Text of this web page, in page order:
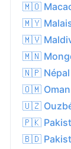
Ensoleillé
32.4°C
20.9°C
24%
🇲🇴
🇲🇾
🇲🇻
🇲🇳
🇳🇵 Népal
🇴🇲 Oman
🇺🇿
🇵🇰
🇧🇩